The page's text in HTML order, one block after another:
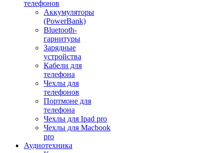
телефонов
Аккумуляторы
(PowerBank)
Bluetooth-
гарнитуры
Зарядные
устройства
Кабели для
телефона
Чехлы для
телефонов
Портмоне для
телефона
Чехлы для Ipad pro
Чехлы для Macbook
pro
Аудиотехника